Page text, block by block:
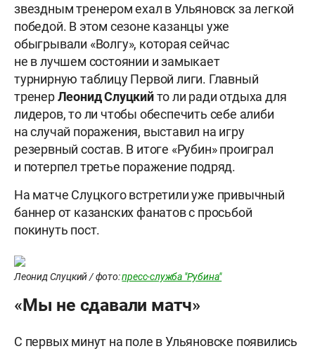
звездным тренером ехал в Ульяновск за легкой
победой. В этом сезоне казанцы уже
обыгрывали «Волгу», которая сейчас
не в лучшем состоянии и замыкает
турнирную таблицу Первой лиги. Главный
тренерЛеонид Слуцкийто ли ради отдыха для
лидеров, то ли чтобы обеспечить себе алиби
на случай поражения, выставил на игру
резервный состав. В итоге «Рубин» проиграл
и потерпел третье поражение подряд.
На матче Слуцкого встретили уже привычный
баннер от казанских фанатов с просьбой
покинуть пост.
Леонид Слуцкий / фото:пресс-служба "Рубина"
«Мы не сдавали матч»
С первых минут на поле в Ульяновске появились